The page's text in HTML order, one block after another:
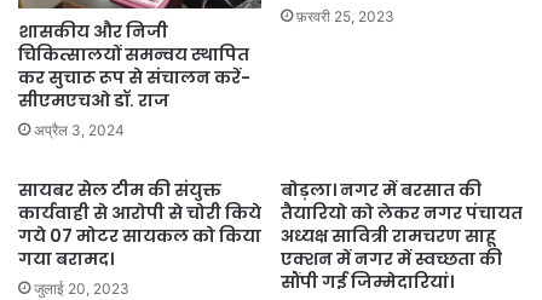
शासकीय और निजी
चिकित्सालयों समन्वय स्थापित
कर सुचारू रूप से संचालन करें-
सीएमएचओ डॉ. राज
अप्रैल 3, 2024
फ़रवरी 25, 2023
सायबर सेल टीम की संयुक्त
कार्यवाही से आरोपी से चोरी किये
गये 07 मोटर सायकल को किया
गया बरामद।
जुलाई 20, 2023
बोड़ला। नगर में बरसात की
तैयारियो को लेकर नगर पंचायत
अध्यक्ष सावित्री रामचरण साहू
एक्शन में नगर में स्वच्छता की
सौंपी गई जिम्मेदारियां।